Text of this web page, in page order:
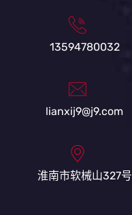
13594780032
lianxij9@j9.com
淮南市软械山327号